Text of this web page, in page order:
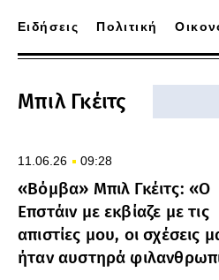
Ειδήσεις Πολιτική
Μπιλ Γκέιτς
11.06.26 09:28
«Βόμβα» Μπιλ Γκέιτς: «O
Επστάιν με εκβίαζε με τις
απιστίες μου, οι σχέσεις
ήταν αυστηρά